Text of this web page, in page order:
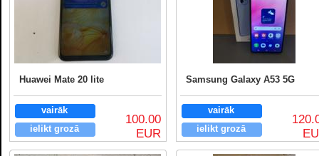
Huawei Mate 20 lite
vairāk
ielikt grozā
100.00
EUR
Samsung Galaxy A53 5G
vairāk
ielikt grozā